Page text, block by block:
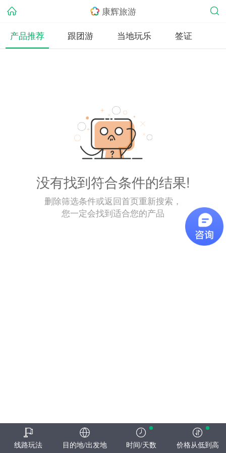
康辉旅游
产品推荐
跟团游 当地玩乐 签证
没有找到符合条件的结果!
删除筛选条件或返回首页重新搜索，
您一定会找到适合您的产品
线路玩法 目的地/出发地 时间/天数 价格从低到高